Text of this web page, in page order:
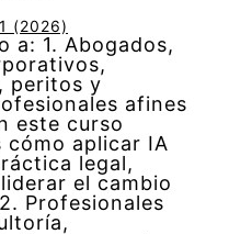
(2026)
a: 1. Abogados,
peritos y
afines
este curso
cómo aplicar IA
legal,
el cambio
Profesionales